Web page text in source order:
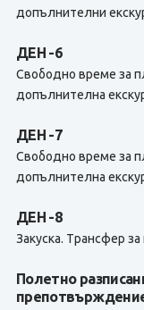
допълнителни
ДЕН -6
Свободно време за
допълнителна
ДЕН -7
Свободно време за
допълнителна
ДЕН -8
Закуска. Tрансфер
Полетно